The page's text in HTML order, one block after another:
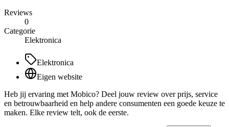
Reviews
0
Categorie
Elektronica
Elektronica
Eigen website
Heb jij ervaring met Mobico? Deel jouw review over prijs, service
en betrouwbaarheid en help andere consumenten een goede keuze te
maken. Elke review telt, ook de eerste.